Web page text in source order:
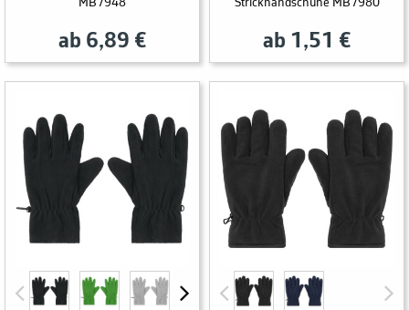
MB7948
ab 6,89 €
Strickhandschuhe MB7980
ab 1,51 €